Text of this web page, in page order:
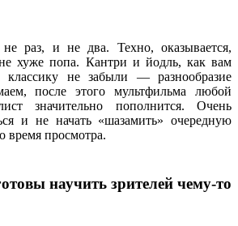
раз, и не два. Техно, оказывается,
не хуже попа. Кантри и йодль, как вам
не забыли — разнообразие
после этого мультфильма любой
значительно пополнится. Очень
и не начать «шазамить» очередную
время просмотра.
научить зрителей чему-то